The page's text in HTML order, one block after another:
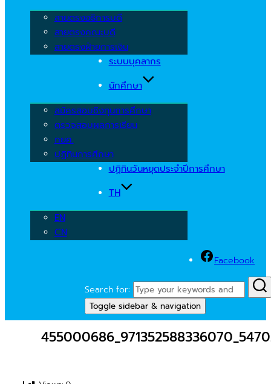
สายตรงอธิการบดี
สายตรงคณะบดี
สายตรงฝ่ายการเงิน
ระบบบุคลากร
นักศึกษา
สมัครสอบชิงทุนการศึกษา
ตรวจสอบผลการเรียน
กยศ.
ปฏิทินการศึกษา
ปฏิทินวันหยุดประจำปีการศึกษา
TH
EN
CN
Facebook
Search for:
Toggle sidebar & navigation